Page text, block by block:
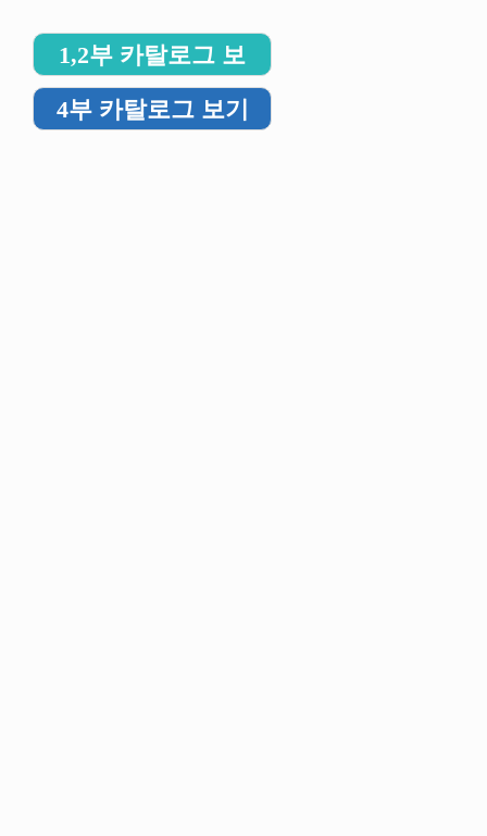
1,2부 카탈로그 보
기
4부 카탈로그 보기